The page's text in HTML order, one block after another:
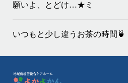
願いよ、とどけ…★ミ
いつもと少し違うお茶の時間🍵